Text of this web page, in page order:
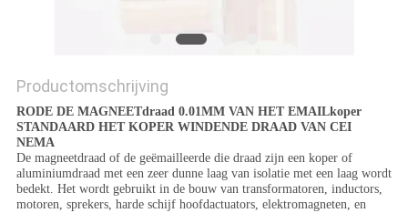
Productomschrijving
RODE DE MAGNEETdraad 0.01MM VAN HET EMAILkoper
STANDAARD HET KOPER WINDENDE DRAAD VAN CEI
NEMA
De magneetdraad of de geëmailleerde die draad zijn een koper of
aluminiumdraad met een zeer dunne laag van isolatie met een laag wordt
bedekt. Het wordt gebruikt in de bouw van transformatoren, inductors,
motoren, sprekers, harde schijf hoofdactuators, elektromagneten, en